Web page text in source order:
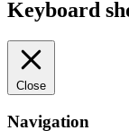
Keyboard
Close
Navigation